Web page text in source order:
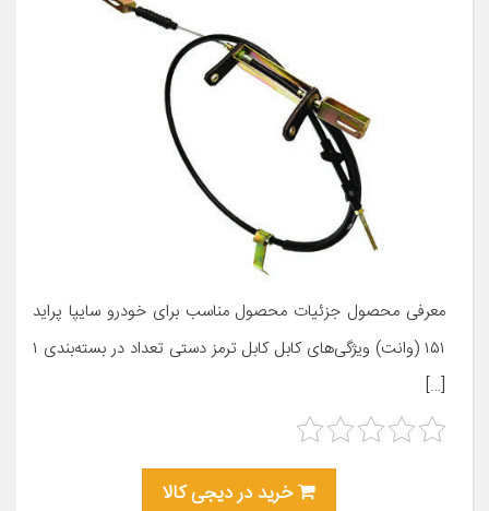
معرفی محصول جزئیات محصول مناسب برای خودرو سایپا پراید
۱۵۱ (وانت) ویژگی‌های کابل کابل ترمز دستی تعداد در بسته‌بندی ۱
[…]
خرید در دیجی کالا